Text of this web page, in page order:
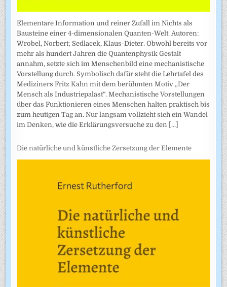
Elementare Information und reiner Zufall im Nichts als
Bausteine einer 4-dimensionalen Quanten-Welt. Autoren:
Wrobel, Norbert; Sedlacek, Klaus-Dieter. Obwohl bereits vor
mehr als hundert Jahren die Quantenphysik Gestalt
annahm, setzte sich im Menschenbild eine mechanistische
Vorstellung durch. Symbolisch dafür steht die Lehrtafel des
Mediziners Fritz Kahn mit dem berühmten Motiv „Der
Mensch als Industriepalast“. Mechanistische Vorstellungen
über das Funktionieren eines Menschen halten praktisch bis
zum heutigen Tag an. Nur langsam vollzieht sich ein Wandel
im Denken, wie die Erklärungsversuche zu den [...]
Die natürliche und künstliche Zersetzung der Elemente